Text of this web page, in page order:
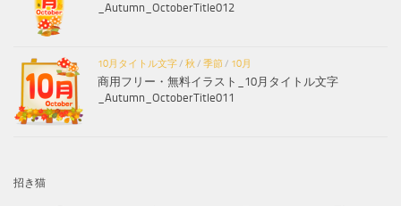
_Autumn_OctoberTitle012
10月タイトル文字/ 秋 / 季節/ 10月
商用フリー・無料イラスト_10月タイトル文字
_Autumn_OctoberTitle011
招き猫